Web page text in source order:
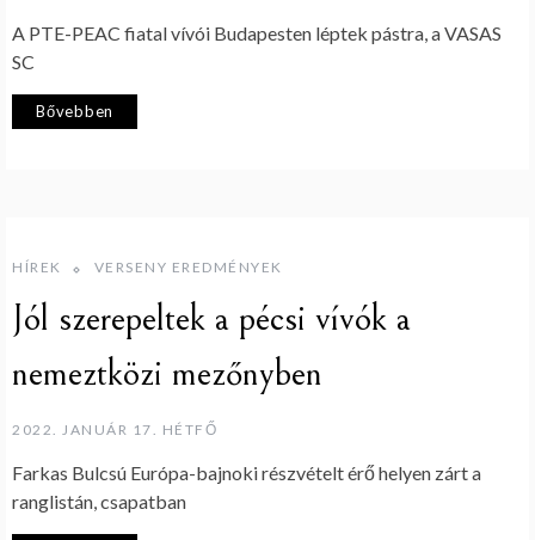
A PTE-PEAC fiatal vívói Budapesten léptek pástra, a VASAS
SC
Bővebben
HÍREK VERSENY EREDMÉNYEK
Jól szerepeltek a pécsi vívók a
nemeztközi mezőnyben
2022. JANUÁR 17. HÉTFŐ
Farkas Bulcsú Európa-bajnoki részvételt érő helyen zárt a
ranglistán, csapatban